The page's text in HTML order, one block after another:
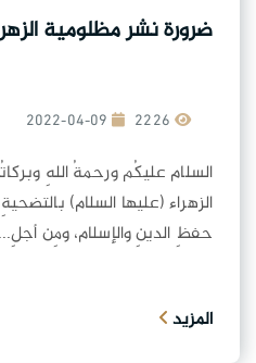
ضرورة نشر مظلومية
2022-04-09
السلام عليكُم ورحمةُ اللهِ
الزهراء (عليها السلام)
حفظِ الدينِ والإسلام، ومِن أجلِ...
المزيد